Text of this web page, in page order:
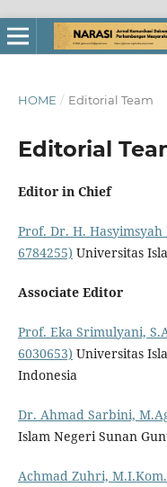
HOME / Editorial Team
Editorial
Editor in Chief
Prof. Dr. H. Hasyimsyah
6784255) Universitas
Associate Editor
Prof. Eka Srimulyani,
6030653) Universitas
Indonesia
Dr. Ahmad Sarbini,
Islam Negeri Sunan
Achmad Zuhri, M.I.Kom.